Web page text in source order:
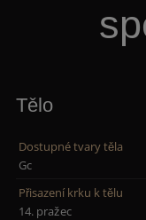
Tělo
Dostupné tvary těla
Gc
Přisazení krku k tělu
14. pražec